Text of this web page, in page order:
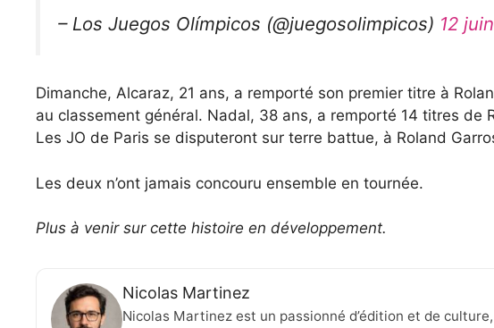
– Los Juegos Olímpicos (@juegosolimpicos) 12
Dimanche, Alcaraz, 21 ans, a remporté son premier titre à
au classement général. Nadal, 38 ans, a remporté 14 titres de
Les JO de Paris se disputeront sur terre battue, à Roland
Les deux n’ont jamais concouru ensemble en tournée.
Plus à venir sur cette histoire en développement.
Nicolas Martinez
Nicolas Martinez est un passionné d’édition et de